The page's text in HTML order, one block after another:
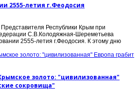
2555-летия г.Феодосия
Республики Крым при
С.В.Колодяжная-Шереметьева
2555-летия г.Феодосия. К этому дню
золото: "цивилизованная"
сокровища"